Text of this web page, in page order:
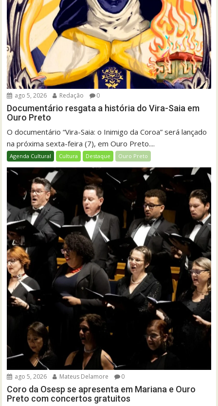
ago 5, 2026 Redação 0
Documentário resgata a história do Vira-Saia em
Ouro Preto
O documentário “Vira-Saia: o Inimigo da Coroa” será lançado
na próxima sexta-feira (7), em Ouro Preto....
Agenda Cultural Cultura Destaque Ouro Preto
ago 5, 2026 Mateus Delamore 0
Coro da Osesp se apresenta em Mariana e Ouro
Preto com concertos gratuitos